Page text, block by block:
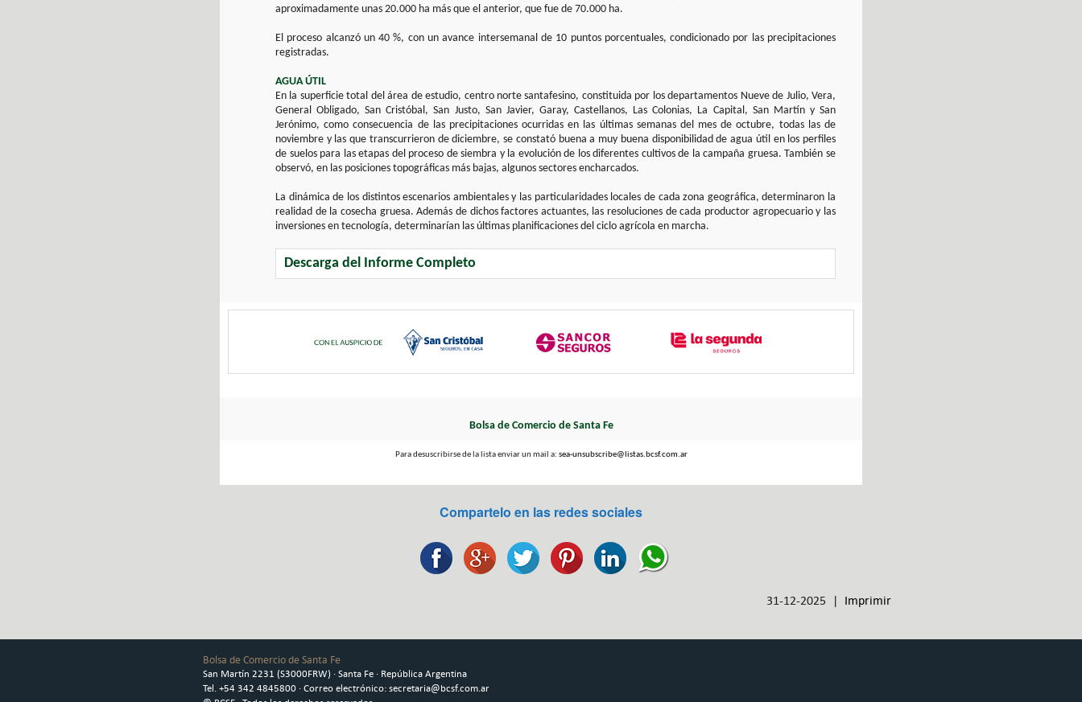
aproximadamente unas 20.000 ha más que el anterior, que fue de 70.000 ha.
El proceso alcanzó un 40 %, con un avance intersemanal de 10 puntos porcentuales, condicionado por las precipitaciones
registradas.
AGUA ÚTIL
En la superficie total del área de estudio, centro norte santafesino, constituida por los departamentos Nueve de Julio, Vera,
General Obligado, San Cristóbal, San Justo, San Javier, Garay, Castellanos, Las Colonias, La Capital, San Martín y San
Jerónimo, como consecuencia de las precipitaciones ocurridas en las últimas semanas del mes de octubre, todas las de
noviembre y las que transcurrieron de diciembre, se constató buena a muy buena disponibilidad de agua útil en los perfiles
de suelos para las etapas del proceso de siembra y la evolución de los diferentes cultivos de la campaña gruesa. También se
observó, en las posiciones topográficas más bajas, algunos sectores encharcados.
La dinámica de los distintos escenarios ambientales y las particularidades locales de cada zona geográfica, determinaron la
realidad de la cosecha gruesa. Además de dichos factores actuantes, las resoluciones de cada productor agropecuario y las
inversiones en tecnología, determinarían las últimas planificaciones del ciclo agrícola en marcha.
Descarga del Informe Completo
Bolsa de Comercio de Santa Fe
Para desuscribirse de la lista enviar un mail a: sea-unsubscribe@listas.bcsf.com.ar
Compartelo en las redes sociales
31-12-2025 | Imprimir
Bolsa de Comercio de Santa Fe
San Martín 2231 (S3000FRW) · Santa Fe · República Argentina
Tel. +54 342 4845800 · Correo electrónico: secretaria@bcsf.com.ar